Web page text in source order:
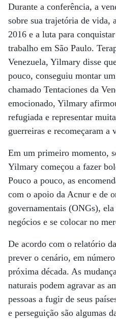
Durante a conferência, a
sobre sua trajetória de vida,
2016 e a luta para
trabalho em São Paulo.
Venezuela, Yilmary disse
pouco, conseguiu montar
chamado Tentaciones da
emocionado, Yilmary
refugiada e representar
guerreiras e recomeçaram a
Em um primeiro momento,
Yilmary começou a fazer
Pouco a pouco, as
com o apoio da Acnur e de
governamentais (ONGs),
negócios e se colocar no
De acordo com o relatório
prever o cenário, em
próxima década. As
naturais podem agravar as
pessoas a fugir de seus
e perseguição são algumas